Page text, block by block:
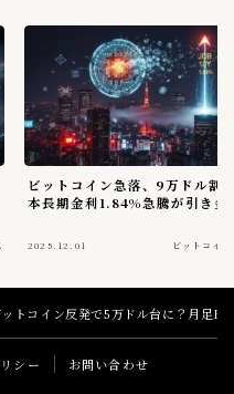
ビットコイン急落、9万ドル割
本長期金利1.84%急騰が引き金
2025.12.01 ビットコイ
ットコイン反発で5万ドル台に？月足
シー お問い合わせ